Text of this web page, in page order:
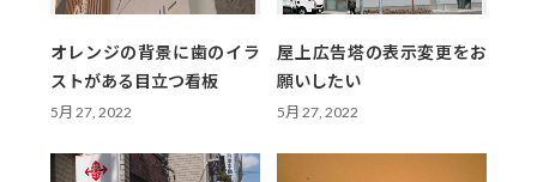
オレンジの背景に歯のイラ
ストがある目立つ看板
5月 27, 2022
屋上広告塔の表示変更をお
願いしたい
5月 27, 2022